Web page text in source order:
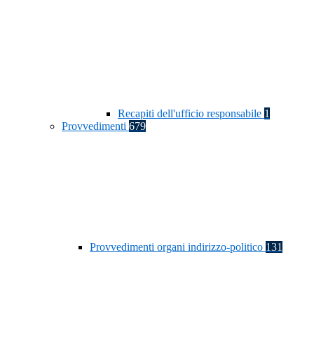
Recapiti dell'ufficio responsabile 1
Provvedimenti 679
Provvedimenti organi indirizzo-politico 131